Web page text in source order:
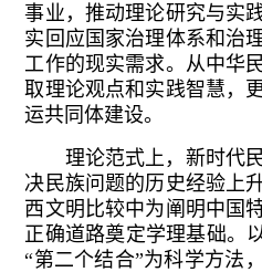
事业，推动理论研究与实
实回应国家治理体系和治
工作的现实需求。从中华
取理论观点和实践智慧，
运共同体建设。
理论范式上，新时代民
决民族问题的历史经验上
西文明比较中为阐明中国
正确道路奠定学理基础。
“第二个结合”为科学方法